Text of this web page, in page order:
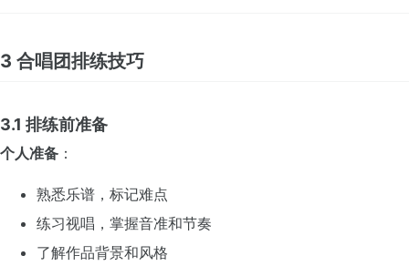
3 合唱团排练技巧
3.1 排练前准备
个人准备 ：
熟悉乐谱，标记难点
练习视唱，掌握音准和节奏
了解作品背景和风格